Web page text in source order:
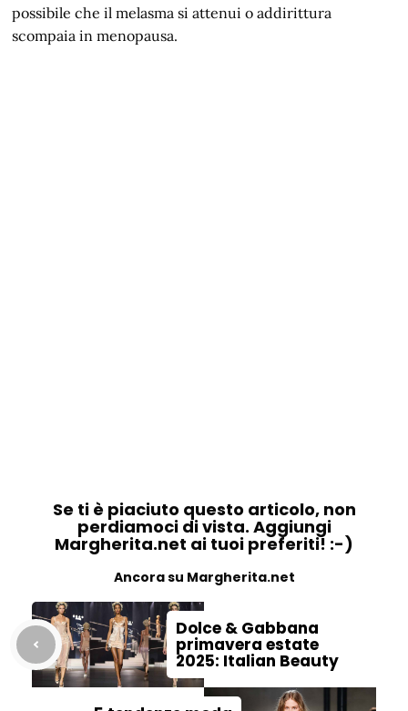
possibile che il melasma si attenui o addirittura
scompaia in menopausa.
Se ti è piaciuto questo articolo, non
perdiamoci di vista. Aggiungi
Margherita.net ai tuoi preferiti! :-)
Ancora su Margherita.net
Dolce & Gabbana
primavera estate
2025: Italian Beauty